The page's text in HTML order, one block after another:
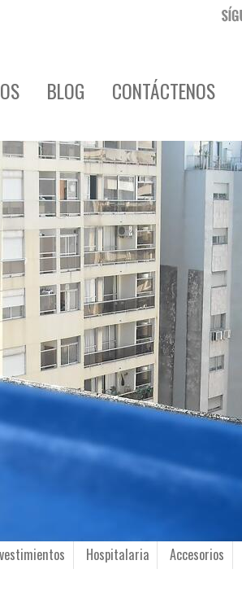
BLOG CONTÁCTENOS
Hospitalaria Accesorios